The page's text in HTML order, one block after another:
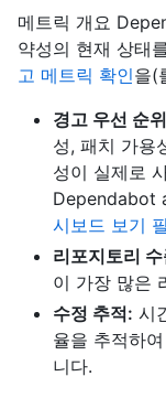
메트릭 개요
약성의 현재 상태
고 메트릭 확인을(
경고 우선 순
성, 패치 가용
성이 실제로
Dependabot
시보드 보기
리포지토리
이 가장 많은
수정 추적: 시
율을 추적하
니다.